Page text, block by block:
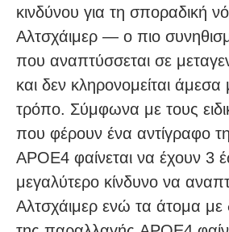
κινδύνου για τη σποραδική
Αλτσχάιμερ — ο πιο
που αναπτύσσεται σε
και δεν κληρονομείται
τρόπο. Σύμφωνα με τους
που φέρουν ένα αντίγραφο
APOE4 φαίνεται να έχουν 3
μεγαλύτερο κίνδυνο να
Αλτσχάιμερ ενώ τα άτομα με